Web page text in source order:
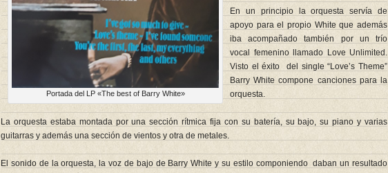
Portada del LP «The best of Barry White»
En un principio la orquesta servía de
apoyo para el propio White que además
iba acompañado también por un trío
vocal femenino llamado Love Unlimited.
Visto el éxito del single “Love’s Theme”
Barry White compone canciones para la
orquesta.
La orquesta estaba montada por una sección rítmica fija con su batería, su bajo, su piano y varias
guitarras y además una sección de vientos y otra de metales.
El sonido de la orquesta, la voz de bajo de Barry White y su estilo componiendo daban un resultado